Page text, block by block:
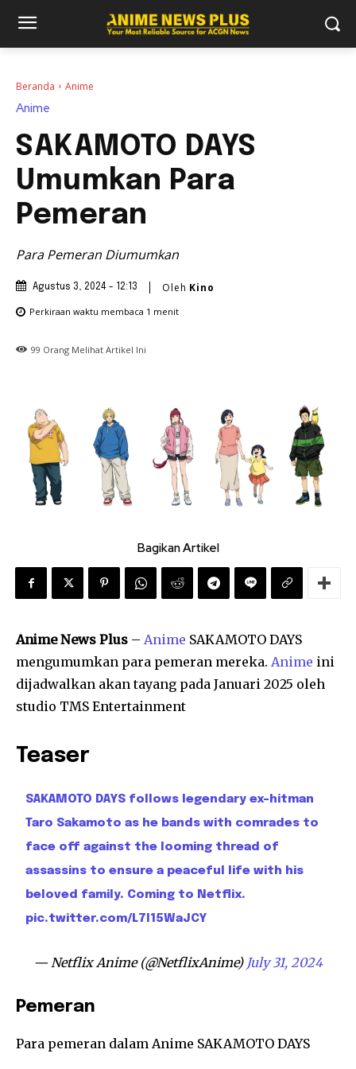
Beranda Anime
Anime
SAKAMOTO DAYS
Umumkan Para
Pemeran
Para Pemeran Diumumkan
Agustus 3, 2024 - 12:13 Oleh Kino
Perkiraan waktu membaca 1 menit
99 Orang Melihat Artikel Ini
Bagikan Artikel
Anime News Plus – Anime SAKAMOTO DAYS
mengumumkan para pemeran mereka. Anime ini
dijadwalkan akan tayang pada Januari 2025 oleh
studio TMS Entertainment
Teaser
SAKAMOTO DAYS follows legendary ex-hitman
Taro Sakamoto as he bands with comrades to
face off against the looming thread of
assassins to ensure a peaceful life with his
beloved family. Coming to Netflix.
pic.twitter.com/L7I15WaJCY
— Netflix Anime (@NetflixAnime) July 31, 2024
Pemeran
Para pemeran dalam Anime SAKAMOTO DAYS